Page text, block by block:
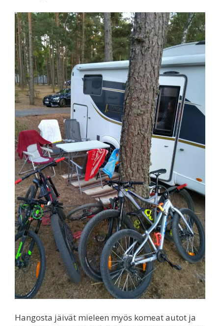
Hangosta jäivät mieleen myös komeat autot ja